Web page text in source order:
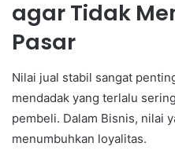
agar Tidak
Pasar
Nilai jual stabil sangat
mendadak yang terlalu
pembeli. Dalam Bisnis, nilai
menumbuhkan loyalitas.